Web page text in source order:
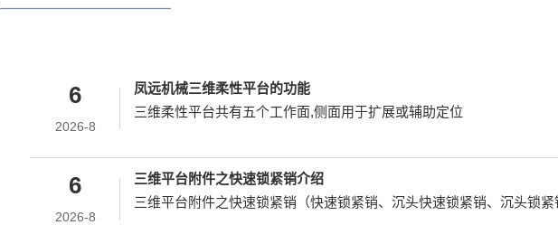
6
2026-8
凤远机械三维柔性平台的功能
三维柔性平台共有五个工作面,侧面用于扩展或辅助定位
6
2026-8
三维平台附件之快速锁紧销介绍
三维平台附件之快速锁紧销（快速锁紧销、沉头快速锁紧销、沉头锁紧